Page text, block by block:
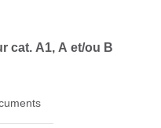
cat. A1, A et/ou B